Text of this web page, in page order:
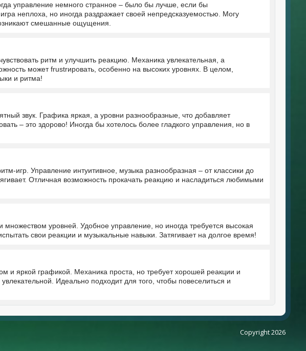
управление немного странное – было бы лучше, если бы
неплоха, но иногда раздражает своей непредсказуемостью. Могу
смешанные ощущения.
ритм и улучшить реакцию. Механика увлекательная, а
может frustrировать, особенно на высоких уровнях. В целом,
и ритма!
звук. Графика яркая, а уровни разнообразные, что добавляет
– это здорово! Иногда бы хотелось более гладкого управления, но в
игр. Управление интуитивное, музыка разнообразная – от классики до
Отличная возможность прокачать реакцию и насладиться любимыми
уровней. Удобное управление, но иногда требуется высокая
свои реакции и музыкальные навыки. Затягивает на долгое время!
и яркой графикой. Механика проста, но требует хорошей реакции и
Идеально подходит для того, чтобы повеселиться и
Copyright 2026